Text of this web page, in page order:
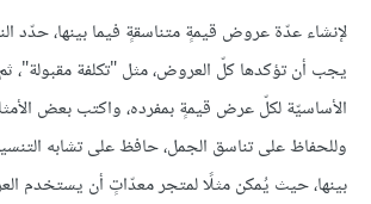
لإنشاء عدّة عروض قيمةٍ متناسقةٍ فيما بينها، حدّد
يجب أن تؤكدها كلّ العروض، مثل "تكلفة مقبولة"،
الأساسيّة لكلّ عرض قيمةٍ بمفرده، واكتب بعض
وللحفاظ على تناسق الجمل، حافظ على تشابه
بينها، حيث يُمكن مثلًا لمتجر معدّاتٍ أن يستخدم